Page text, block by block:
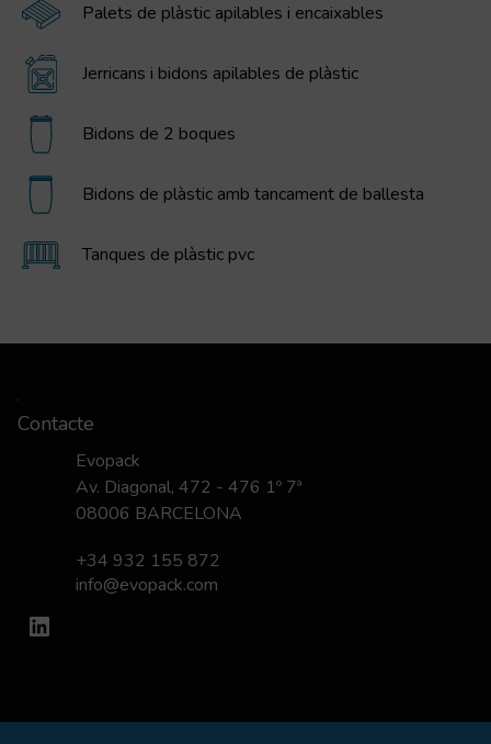
Palets de plàstic apilables i encaixables
Jerricans i bidons apilables de plàstic
Bidons de 2 boques
Bidons de plàstic amb tancament de ballesta
Tanques de plàstic pvc
Contacte
Evopack
Av. Diagonal, 472 - 476 1º 7ª
08006 BARCELONA
+34 932 155 872
info@evopack.com
LinkedIn